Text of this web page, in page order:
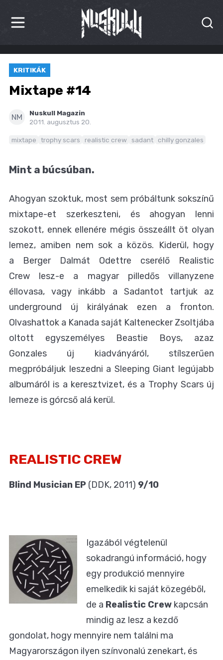
HÍREK
KRITIKÁK
INTERJÚK
KULT
MÁSVILÁG
BLOG
KRITIKÁK
Mixtape #14
NM
Nuskull Magazin
2011. augusztus 20.
mixtape trophy scars realistic crew sadant chilly gonzales
Mint a búcsúban.
Ahogyan szoktuk, most sem próbáltunk sokszínű
mixtape-et szerkeszteni, és ahogyan lenni
szokott, ennek ellenére mégis összeállt öt olyan
lemez, amiben nem sok a közös. Kiderül, hogy
a Berger Dalmát Odettre cserélő Realistic
Crew lesz-e a magyar pilledős villanyzene
éllovasa, vagy inkább a Sadantot tartjuk az
underground új királyának ezen a fronton.
Olvashattok a Kanada saját Kaltenecker Zsoltjába
oltott egyszemélyes Beastie Boys, azaz
Gonzales új kiadványáról, stílszerűen
megpróbáljuk leszedni a Sleeping Giant legújabb
albumáról is a keresztvizet, és a Trophy Scars új
lemeze is górcső alá kerül.
REALISTIC CREW
Blind Musician EP (DDK, 2011) 9/10
Igazából végtelenül
sokadrangú információ, hogy
egy produkció mennyire
emelkedik ki saját közegéből,
de a Realistic Crew kapcsán
mindig az lesz a kezdő
gondolat, hogy mennyire nem találni ma
Magyarországon ilyen színvonalú zenekart, és